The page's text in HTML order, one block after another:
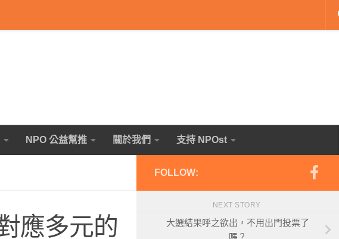
NPO 公益幫推 關於我們 支持 NPOst
應多元的
FOLLOW:
NEXT STORY
大選結果呼之欲出，不用出門投票了
嗎？